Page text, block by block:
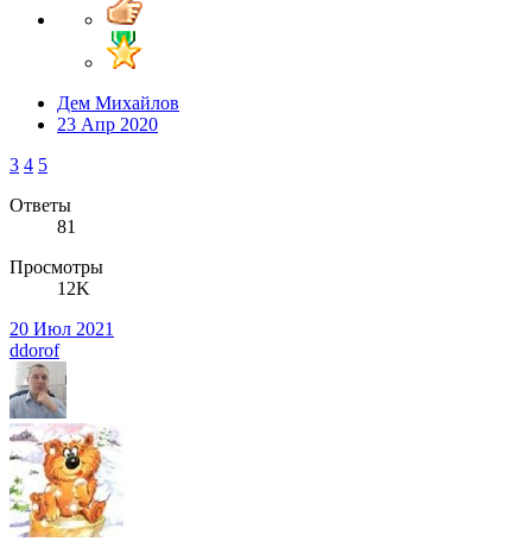
Дем Михайлов
23 Апр 2020
3 4 5
Ответы
81
Просмотры
12K
20 Июл 2021
ddorof